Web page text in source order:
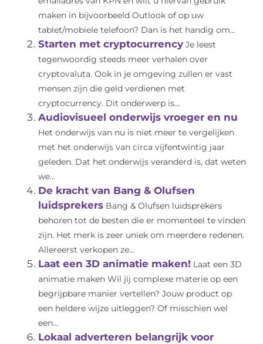
maken in bijvoorbeeld Outlook of op uw
tablet/mobiele telefoon? Dan is het handig om...
Starten met cryptocurrency Je leest
tegenwoordig steeds meer verhalen over
cryptovaluta. Ook in je omgeving zullen er vast
mensen zijn die geld verdienen met
cryptocurrency. Dit onderwerp is...
Audiovisueel onderwijs vroeger en nu
Het onderwijs van nu is niet meer te vergelijken
met het onderwijs van circa vijfentwintig jaar
geleden. Dat het onderwijs veranderd is, dat weten
we...
De kracht van Bang & Olufsen
luidsprekers Bang & Olufsen luidsprekers
behoren tot de besten die er momenteel te vinden
zijn. Het merk is zeer uniek om meerdere redenen.
Allereerst verkopen ze...
Laat een 3D animatie maken! Laat een 3D
animatie maken Wil jij complexe materie op een
begrijpbare manier vertellen? Jouw product op
een heldere wijze uitleggen? Of misschien wel
een...
Lokaal adverteren belangrijk voor